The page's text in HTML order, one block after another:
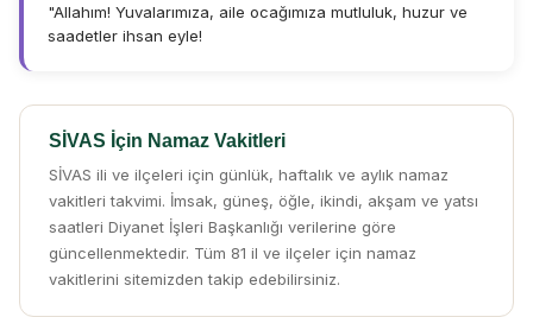
"Allahım! Yuvalarımıza, aile ocağımıza mutluluk, huzur ve
saadetler ihsan eyle!
SİVAS İçin Namaz Vakitleri
SİVAS ili ve ilçeleri için günlük, haftalık ve aylık namaz
vakitleri takvimi. İmsak, güneş, öğle, ikindi, akşam ve yatsı
saatleri Diyanet İşleri Başkanlığı verilerine göre
güncellenmektedir. Tüm 81 il ve ilçeler için namaz
vakitlerini sitemizden takip edebilirsiniz.